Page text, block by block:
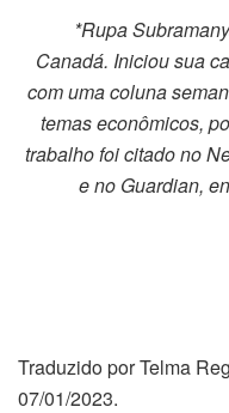
*Rupa
Canadá. Iniciou sua
com uma coluna
temas econômicos,
trabalho foi citado no
e no Guardian,
Traduzido por Telma
07/01/2023.